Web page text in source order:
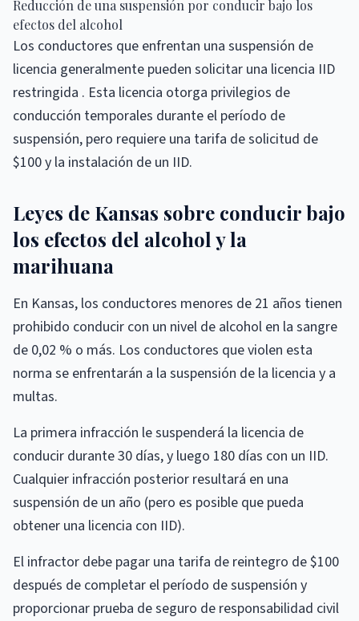
Reducción de una suspensión por conducir bajo los
efectos del alcohol
Los conductores que enfrentan una suspensión de
licencia generalmente pueden solicitar una licencia IID
restringida . Esta licencia otorga privilegios de
conducción temporales durante el período de
suspensión, pero requiere una tarifa de solicitud de
$100 y la instalación de un IID.
Leyes de Kansas sobre conducir bajo
los efectos del alcohol y la
marihuana
En Kansas, los conductores menores de 21 años tienen
prohibido conducir con un nivel de alcohol en la sangre
de 0,02 % o más. Los conductores que violen esta
norma se enfrentarán a la suspensión de la licencia y a
multas.
La primera infracción le suspenderá la licencia de
conducir durante 30 días, y luego 180 días con un IID.
Cualquier infracción posterior resultará en una
suspensión de un año (pero es posible que pueda
obtener una licencia con IID).
El infractor debe pagar una tarifa de reintegro de $100
después de completar el período de suspensión y
proporcionar prueba de seguro de responsabilidad civil